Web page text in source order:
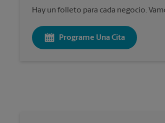
Hay un folleto para cada negocio.
Programe Una Cita